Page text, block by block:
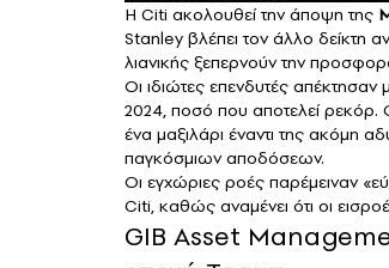
Η Citi ακολουθεί την άποψη της
Stanley βλέπει τον άλλο δείκτη
λιανικής ξεπερνούν την
Οι ιδιώτες επενδυτές απέκτησαν
2024, ποσό που αποτελεί ρεκόρ.
ένα μαξιλάρι έναντι της ακόμη
παγκόσμιων αποδόσεων.
Οι εγχώριες ροές παρέμειναν
Citi, καθώς αναμένει ότι οι
GIB Asset